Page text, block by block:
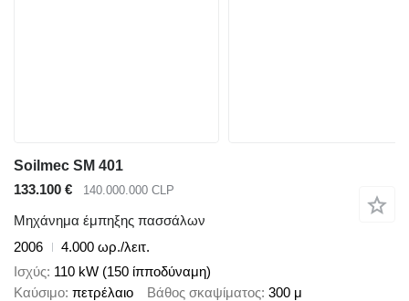
Soilmec SM 401
133.100 €
140.000.000 CLP
Μηχάνημα έμπηξης πασσάλων
2006
4.000 ωρ./λειτ.
Ισχύς 110 kW (150 ίπποδύναμη)
Καύσιμο πετρέλαιο Βάθος σκαψίματος 300 μ